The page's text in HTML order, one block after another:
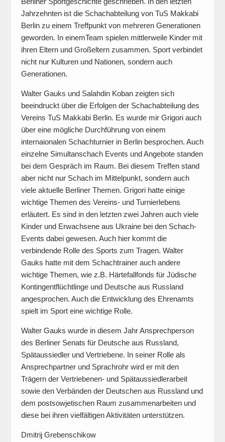
Jahrzehnten ist die Schachabteilung von TuS Makkabi
Berlin zu einem Treffpunkt von mehreren Generationen
geworden. In einemTeam spielen mittlerweile Kinder mit
ihren Eltern und Großeltern zusammen. Sport verbindet
nicht nur Kulturen und Nationen, sondern auch
Generationen.
Walter Gauks und Salahdin Koban zeigten sich
beeindruckt über die Erfolgen der Schachabteilung des
Vereins TuS Makkabi Berlin. Es wurde mir Grigori auch
über eine mögliche Durchführung von einem
internaionalen Schachturnier in Berlin besprochen. Auch
einzelne Simultanschach Events und Angebote standen
bei dem Gespräch im Raum. Bei diesem Treffen stand
aber nicht nur Schach im Mittelpunkt, sondern auch
viele aktuelle Berliner Themen. Grigori hatte einige
wichtige Themen des Vereins- und Turnierlebens
erläutert. Es sind in den letzten zwei Jahren auch viele
Kinder und Erwachsene aus Ukraine bei den Schach-
Events dabei gewesen. Auch hier kommt die
verbindende Rolle des Sports zum Tragen. Walter
Gauks hatte mit dem Schachtrainer auch andere
wichtige Themen, wie z.B. Härtefallfonds für Jüdische
Kontingentflüchtlinge und Deutsche aus Russland
angesprochen. Auch die Entwicklung des Ehrenamts
spielt im Sport eine wichtige Rolle.
Walter Gauks wurde in diesem Jahr Ansprechperson
des Berliner Senats für Deutsche aus Russland,
Spätaussiedler und Vertriebene. In seiner Rolle als
Ansprechpartner und Sprachrohr wird er mit den
Trägern der Vertriebenen- und Spätaussiedlerarbeit
sowie den Verbänden der Deutschen aus Russland und
dem postsowjetischen Raum zusammenarbeiten und
diese bei ihren vielfältigen Aktivitäten unterstützen.
Dmitrij Grebenschikow